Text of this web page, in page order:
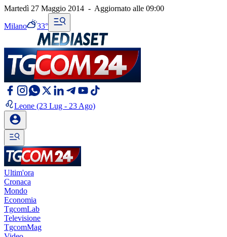
Martedì 27 Maggio 2014 - Aggiornato alle 09:00
Milano 33°
Leone (23 Lug - 23 Ago)
Ultim'ora
Cronaca
Mondo
Economia
TgcomLab
Televisione
TgcomMag